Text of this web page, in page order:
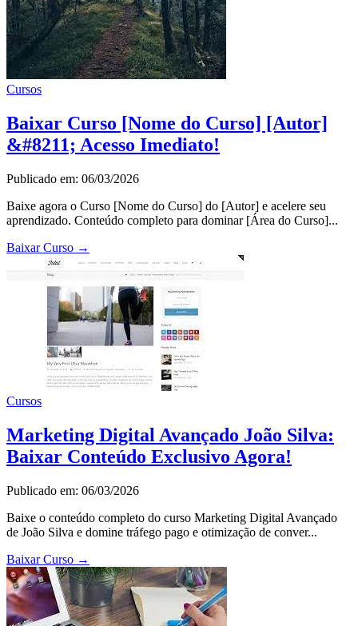
Cursos
Baixar Curso [Nome do Curso] [Autor]
&#8211; Acesso Imediato!
Publicado em: 06/03/2026
Baixe agora o Curso [Nome do Curso] do [Autor] e acelere seu
aprendizado. Conteúdo completo para dominar [Área do Curso]...
Baixar Curso →
Cursos
Marketing Digital Avançado João Silva:
Baixar Conteúdo Exclusivo Agora!
Publicado em: 06/03/2026
Baixe o conteúdo completo do curso Marketing Digital Avançado
de João Silva e domine tráfego pago e otimização de conver...
Baixar Curso →